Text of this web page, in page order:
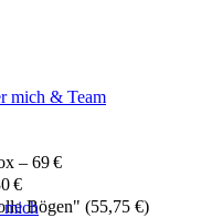
mich & Team
mich
– 69 €
€
Bögen" (55,75 €)